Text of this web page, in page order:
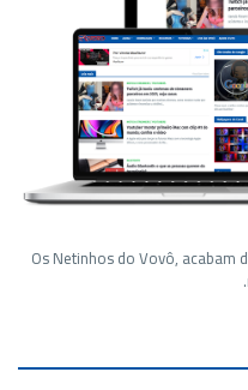
Os Netinhos do Vovô, acabam
Lives de